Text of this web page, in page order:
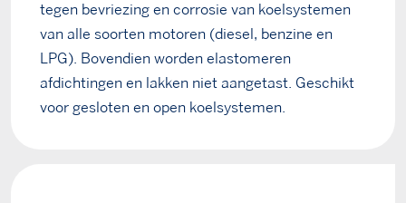
tegen bevriezing en corrosie van koelsystemen
van alle soorten motoren (diesel, benzine en
LPG). Bovendien worden elastomeren
afdichtingen en lakken niet aangetast. Geschikt
voor gesloten en open koelsystemen.